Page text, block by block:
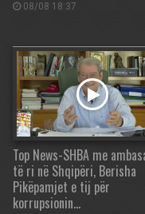
08/08 18:37
Top News-SHBA me
të ri në Shqipëri, Berisha
Pikëpamjet e tij për
korrupsionin…